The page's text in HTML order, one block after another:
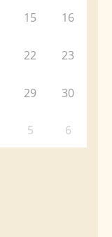
15 16
22 23
29 30
5 6